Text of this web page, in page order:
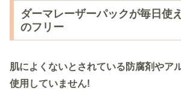
ダーマレーザーパックが毎日使
のフリー
肌によくないとされている防腐剤やア
使用していません!